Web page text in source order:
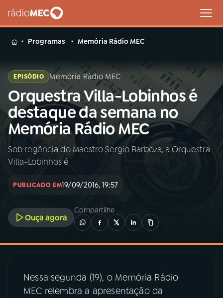
MENU
Buscar
na
Rádio
MEC
Buscar
Início AO VIVO
INÍCIO
A RÁDIO
03PROGRAMAÇÃO
04PROGRAMAS
Programas Memória Rádio MEC
EPISÓDIO Memória Rádio MEC
Orquestra Villa-Lobinhos é
destaque da semana no
Memória Rádio MEC
Sob regência do Maestro Sergio Barboza, a Orquestra
Villa-Lobinhos é
PUBLICADO EM19/09/2016, 19:57
Ouça agora
Compartilhe
Nessa segunda (19), o Memória Rádio
MEC relembra a apresentação da